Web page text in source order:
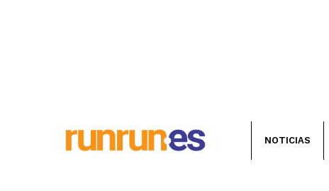
NOTICIAS